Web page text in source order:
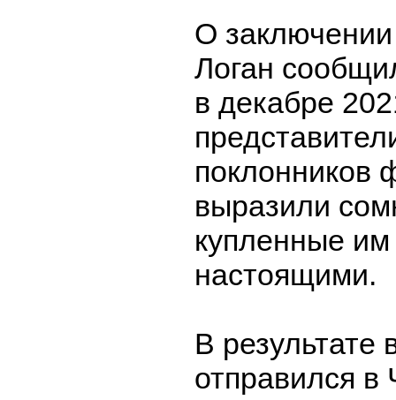
О
Логан
в декабре
поклонников
выразили
купленные
настоящими.
В результате
отправился в